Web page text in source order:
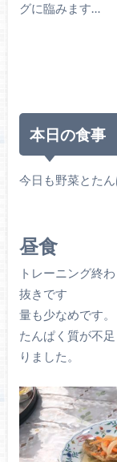
グに臨みます…
本日の食事
今日も野菜とた
昼食
トレーニング終
抜きです
量も少なめです。
たんぱく質が不
りました。